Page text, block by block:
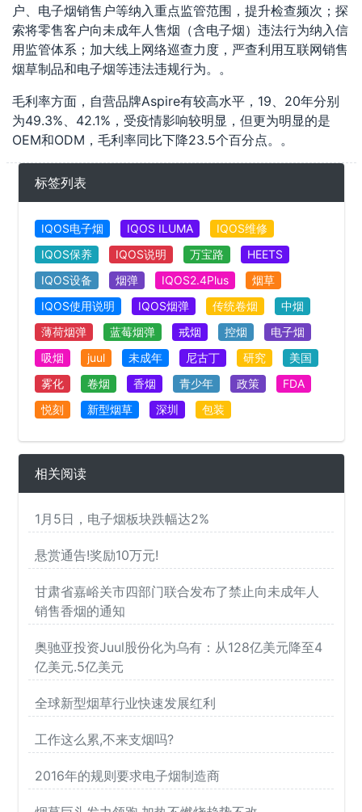
户、电子烟销售户等纳入重点监管范围，提升检查频次；探
索将零售客户向未成年人售烟（含电子烟）违法行为纳入信
用监管体系；加大线上网络巡查力度，严查利用互联网销售
烟草制品和电子烟等违法违规行为。。
毛利率方面，自营品牌Aspire有较高水平，19、20年分别
为49.3%、42.1%，受疫情影响较明显，但更为明显的是
OEM和ODM，毛利率同比下降23.5个百分点。。
标签列表
IQOS电子烟 IQOS ILUMA
IQOS维修
IQOS保养
IQOS说明 万宝路
HEETS
IQOS设备
烟弹 IQOS2.4Plus
烟草
IQOS使用说明
IQOS烟弹 传统卷烟
中烟
薄荷烟弹
蓝莓烟弹 戒烟 控烟
电子烟
吸烟
juul 未成年 尼古丁 研究
美国
雾化
卷烟 香烟 青少年 政策
FDA
悦刻
新型烟草 深圳 包装
相关阅读
1月5日，电子烟板块跌幅达2%
悬赏通告!奖励10万元!
甘肃省嘉峪关市四部门联合发布了禁止向未成年人
销售香烟的通知
奥驰亚投资Juul股份化为乌有：从128亿美元降至4
亿美元.5亿美元
全球新型烟草行业快速发展红利
工作这么累,不来支烟吗?
2016年的规则要求电子烟制造商